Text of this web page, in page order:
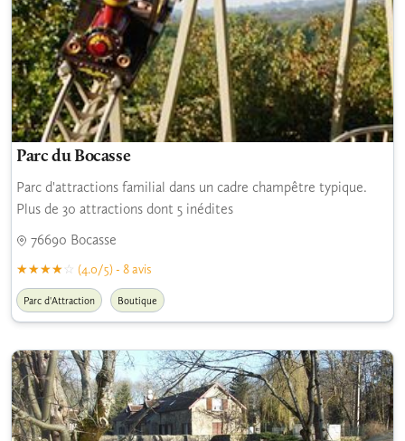
Parc du Bocasse
Parc d'attractions familial dans un cadre champêtre typique.
Plus de 30 attractions dont 5 inédites
76690 Bocasse
(4.0/5) - 8 avis
Parc d'Attraction Boutique